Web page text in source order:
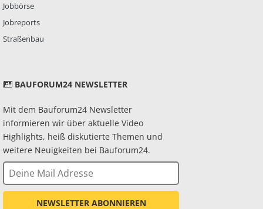
Jobbörse
Jobreports
Straßenbau
BAUFORUM24 NEWSLETTER
Mit dem Bauforum24 Newsletter
informieren wir über aktuelle Video
Highlights, heiß diskutierte Themen und
weitere Neuigkeiten bei Bauforum24.
NEWSLETTER ABONNIEREN